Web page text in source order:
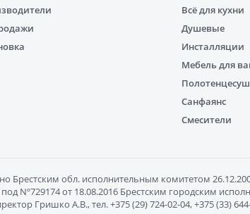
Всё для кухни
Душевые
Инсталляции
Мебель для
Санфаянс
Смесители
Брестским обл. исполнительным комитетом
Nº729174 от 18.08.2016 Брестским городским
Гришко А.В., тел. +375 (29) 724-02-04, +375 (33)